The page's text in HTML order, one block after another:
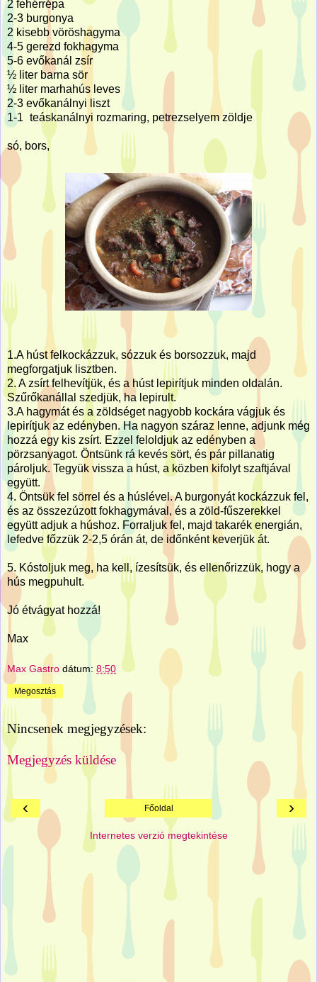
2 fehérrépa
2-3 burgonya
2 kisebb vöröshagyma
4-5 gerezd fokhagyma
5-6 evőkanál zsír
½ liter barna sör
½ liter marhahús leves
2-3 evőkanálnyi liszt
1-1 teáskanálnyi rozmaring, petrezselyem zöldje
só, bors,
1.A húst felkockázzuk, sózzuk és borsozzuk, majd
megforgatjuk lisztben.
2. A zsírt felhevítjük, és a húst lepirítjuk minden oldalán.
Szűrőkanállal szedjük, ha lepirult.
3.A hagymát és a zöldséget nagyobb kockára vágjuk és
lepirítjuk az edényben. Ha nagyon száraz lenne, adjunk még
hozzá egy kis zsírt. Ezzel feloldjuk az edényben a
pörzsanyagot. Öntsünk rá kevés sört, és pár pillanatig
pároljuk. Tegyük vissza a húst, a közben kifolyt szaftjával
együtt.
4. Öntsük fel sörrel és a húslével. A burgonyát kockázzuk fel,
és az összezúzott fokhagymával, és a zöld-fűszerekkel
együtt adjuk a húshoz. Forraljuk fel, majd takarék energián,
lefedve főzzük 2-2,5 órán át, de időnként keverjük át.
5. Kóstoljuk meg, ha kell, ízesítsük, és ellenőrizzük, hogy a
hús megpuhult.
Jó étvágyat hozzá!
Max
Max Gastro dátum: 8:50
Megosztás
Nincsenek megjegyzések:
Megjegyzés küldése
‹ ›
Főoldal
Internetes verzió megtekintése